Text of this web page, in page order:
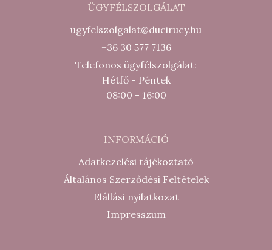
ÜGYFÉLSZOLGÁLAT
ugyfelszolgalat@ducirucy.hu
+36 30 577 7136
Telefonos ügyfélszolgálat:
Hétfő - Péntek
08:00 - 16:00
INFORMÁCIÓ
Adatkezelési tájékoztató
Általános Szerződési Feltételek
Elállási nyilatkozat
Impresszum